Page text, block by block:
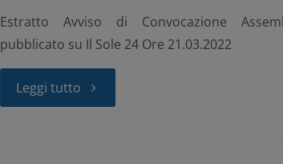
Estratto Avviso di Convocazione
pubblicato su Il Sole 24 Ore 21.03.2022
Leggi tutto